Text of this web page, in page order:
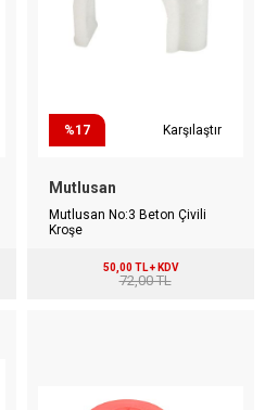
%17 Karşılaştır
Mutlusan
Mutlusan No:3 Beton Çivili
Kroşe
50,00 TL + KDV
72,00 TL